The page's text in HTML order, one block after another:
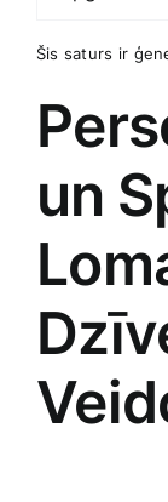
Šis ​saturs‍ ir
un⁤